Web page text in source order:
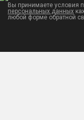
Вы принимаете условия
персональных данных
любой форме обратной